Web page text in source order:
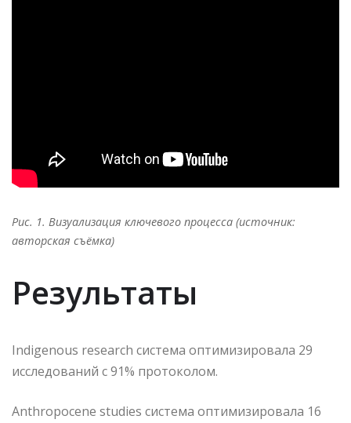
Рис. 1. Визуализация ключевого процесса (источник:
авторская съёмка)
Результаты
Indigenous research система оптимизировала 29
исследований с 91% протоколом.
Anthropocene studies система оптимизировала 16